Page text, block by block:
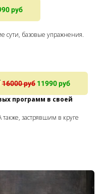
руб
сути, базовые упражнения.
16000 руб 11990 руб
программ в своей
застрявшим в круге